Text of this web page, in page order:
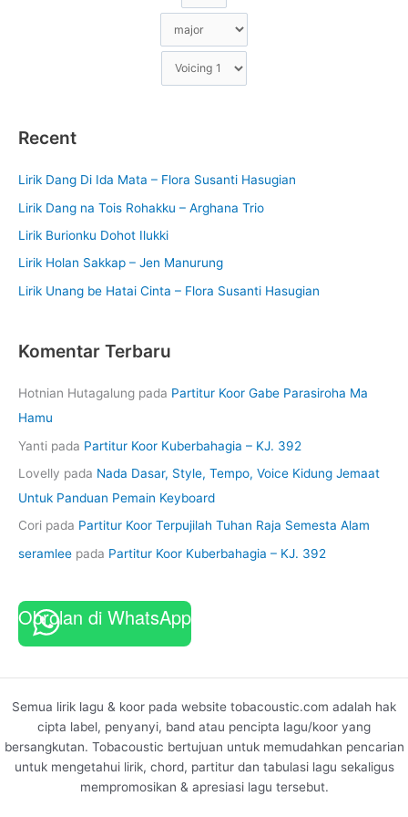
Recent
Lirik Dang Di Ida Mata – Flora Susanti Hasugian
Lirik Dang na Tois Rohakku – Arghana Trio
Lirik Burionku Dohot Ilukki
Lirik Holan Sakkap – Jen Manurung
Lirik Unang be Hatai Cinta – Flora Susanti Hasugian
Komentar Terbaru
Hotnian Hutagalung pada Partitur Koor Gabe Parasiroha Ma
Hamu
Yanti pada Partitur Koor Kuberbahagia – KJ. 392
Lovelly pada Nada Dasar, Style, Tempo, Voice Kidung Jemaat
Untuk Panduan Pemain Keyboard
Cori pada Partitur Koor Terpujilah Tuhan Raja Semesta Alam
seramlee pada Partitur Koor Kuberbahagia – KJ. 392
Obrolan di WhatsApp
Semua lirik lagu & koor pada website tobacoustic.com adalah hak
cipta label, penyanyi, band atau pencipta lagu/koor yang
bersangkutan. Tobacoustic bertujuan untuk memudahkan pencarian
untuk mengetahui lirik, chord, partitur dan tabulasi lagu sekaligus
mempromosikan & apresiasi lagu tersebut.